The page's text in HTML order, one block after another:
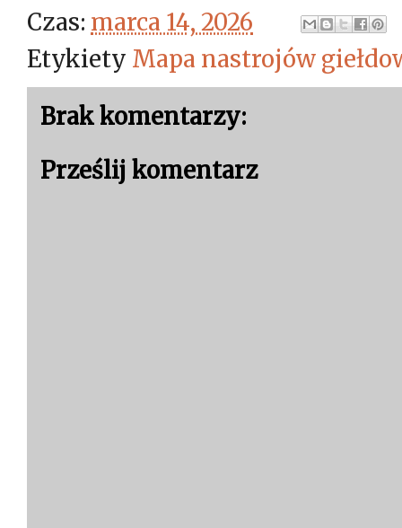
Czas: marca 14, 2026
Etykiety Mapa nastrojów
Brak komentarzy:
Prześlij komentarz